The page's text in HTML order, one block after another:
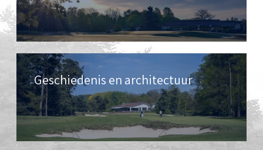
Geschiedenis en architectuur